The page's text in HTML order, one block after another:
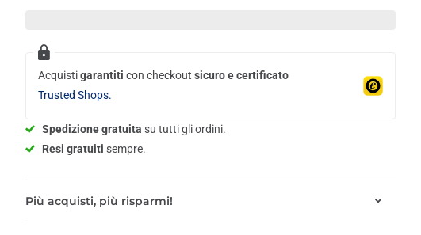
Acquistigarantiti con checkout sicuro e certificato
Trusted Shops.
Spedizione gratuita su tutti gli ordini.
Resi gratuiti sempre.
Più acquisti, più risparmi!